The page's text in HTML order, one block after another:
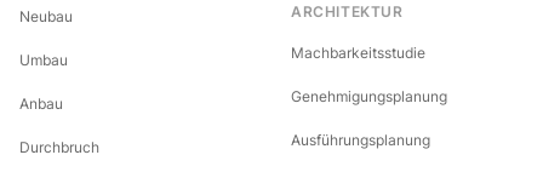
Neubau
Umbau
Anbau
Durchbruch
ARCHITEKTUR
Machbarkeitsstudie
Genehmigungsplanung
Ausführungsplanung